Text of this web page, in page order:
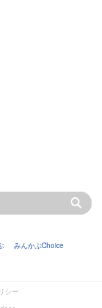
みんかぶChoice
シー